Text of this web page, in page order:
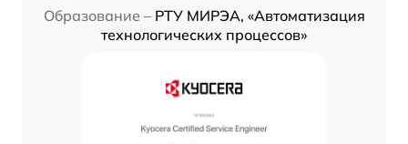
Образование – РТУ МИРЭА, «Автоматизация
технологических процессов»